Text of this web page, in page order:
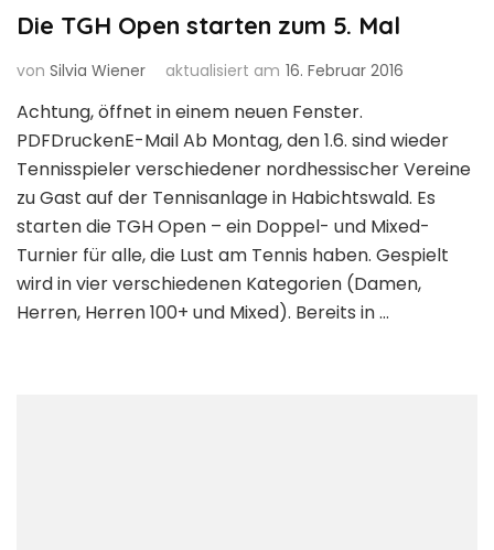
Die TGH Open starten zum 5. Mal
von Silvia Wiener aktualisiert am 16. Februar 2016
Achtung, öffnet in einem neuen Fenster.
PDFDruckenE-Mail Ab Montag, den 1.6. sind wieder
Tennisspieler verschiedener nordhessischer Vereine
zu Gast auf der Tennisanlage in Habichtswald. Es
starten die TGH Open – ein Doppel- und Mixed-
Turnier für alle, die Lust am Tennis haben. Gespielt
wird in vier verschiedenen Kategorien (Damen,
Herren, Herren 100+ und Mixed). Bereits in …